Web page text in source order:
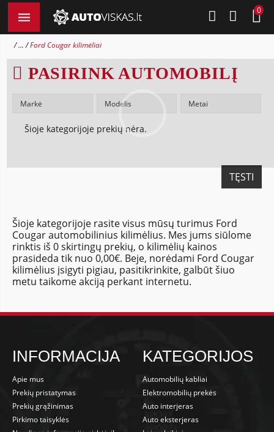
0
... Ford Cougar kilimėliai
PASIRINK AUTOMOBILĮ
Šioje kategorijoje prekių nėra.
TĘSTI
Šioje kategorijoje rasite visus mūsų turimus Ford
Cougar automobilinius kilimėlius. Mes jums siūlome
rinktis iš 0 skirtingų prekių, o kilimėlių kainos
prasideda tik nuo 0,00€. Beje, norėdami Ford Cougar
kilimėlius įsigyti pigiau, pasitikrinkite, galbūt šiuo
metu taikome akciją perkant internetu.
INFORMACIJA
Apie mus
Prekių pristatymas
Prekių grąžinimas
Pirkimo taisyklės
KATEGORIJOS
Automobilių kabliai
Elektromobilių prekės
Auto interjeras
Auto eksterjeras